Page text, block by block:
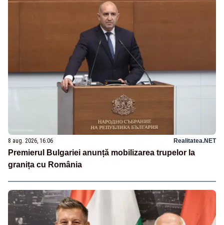
8 aug. 2026, 16:06 Realitatea.NET
Premierul Bulgariei anunță mobilizarea trupelor la
granița cu România